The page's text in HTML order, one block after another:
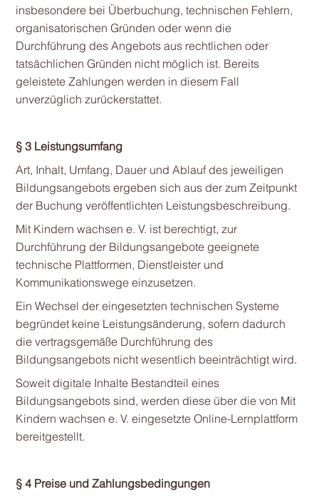
insbesondere bei Überbuchung, technischen Fehlern,
organisatorischen Gründen oder wenn die
Durchführung des Angebots aus rechtlichen oder
tatsächlichen Gründen nicht möglich ist. Bereits
geleistete Zahlungen werden in diesem Fall
unverzüglich zurückerstattet.
§ 3 Leistungsumfang
Art, Inhalt, Umfang, Dauer und Ablauf des jeweiligen
Bildungsangebots ergeben sich aus der zum Zeitpunkt
der Buchung veröffentlichten Leistungsbeschreibung.
Mit Kindern wachsen e. V. ist berechtigt, zur
Durchführung der Bildungsangebote geeignete
technische Plattformen, Dienstleister und
Kommunikationswege einzusetzen.
Ein Wechsel der eingesetzten technischen Systeme
begründet keine Leistungsänderung, sofern dadurch
die vertragsgemäße Durchführung des
Bildungsangebots nicht wesentlich beeinträchtigt wird.
Soweit digitale Inhalte Bestandteil eines
Bildungsangebots sind, werden diese über die von Mit
Kindern wachsen e. V. eingesetzte Online-Lernplattform
bereitgestellt.
§ 4 Preise und Zahlungsbedingungen